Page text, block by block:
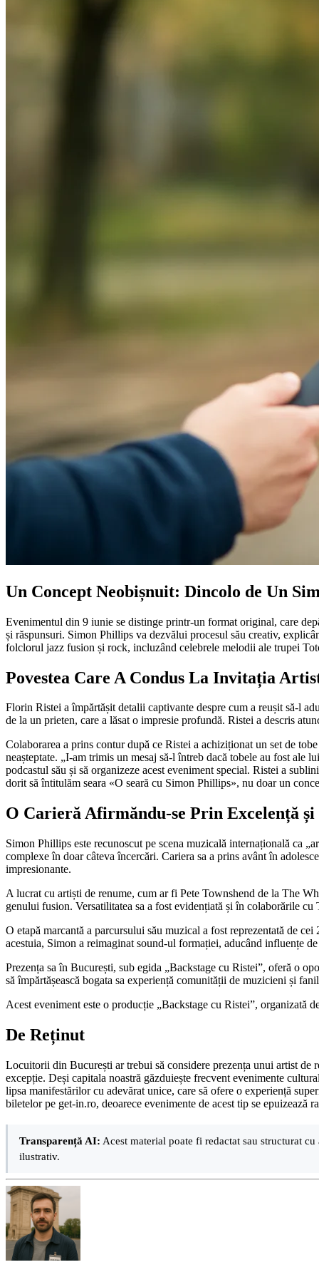
Un Concept Neobișnuit: Dincolo de Un
Evenimentul din 9 iunie se distinge printr-un format original, care
și răspunsuri. Simon Phillips va dezvălui procesul său creativ,
folclorul jazz fusion și rock, incluzând celebrele melodii ale trupei
Povestea Care A Condus La Invitația
Florin Ristei a împărtășit detalii captivante despre cum a reușit să-l
de la un prieten, care a lăsat o impresie profundă. Ristei a descris
Colaborarea a prins contur după ce Ristei a achiziționat un set de
neașteptate. „I-am trimis un mesaj să-l întreb dacă tobele au fost ale
podcastul său și să organizeze acest eveniment special. Ristei a
dorit să întitulăm seara «O seară cu Simon Phillips», nu doar un
O Carieră Afirmăndu-se Prin Excelență
Simon Phillips este recunoscut pe scena muzicală internațională ca
complexe în doar câteva încercări. Cariera sa a prins avânt în
impresionante.
A lucrat cu artiști de renume, cum ar fi Pete Townshend de la The
genului fusion. Versatilitatea sa a fost evidențiată și în colaborările
O etapă marcantă a parcursului său muzical a fost reprezentată de
acestuia, Simon a reimaginat sound-ul formației, aducând influențe
Prezența sa în București, sub egida „Backstage cu Ristei”, oferă o
să împărtășească bogata sa experiență comunității de muzicieni și
Acest eveniment este o producție „Backstage cu Ristei”,
De Reținut
Locuitorii din București ar trebui să considere prezența unui artist
excepție. Deși capitala noastră găzduiește frecvent evenimente
lipsa manifestărilor cu adevărat unice, care să ofere o experiență
biletelor pe get-in.ro, deoarece evenimente de acest tip se epuizează
Transparență AI: Acest material poate fi redactat sau structurat
ilustrativ.